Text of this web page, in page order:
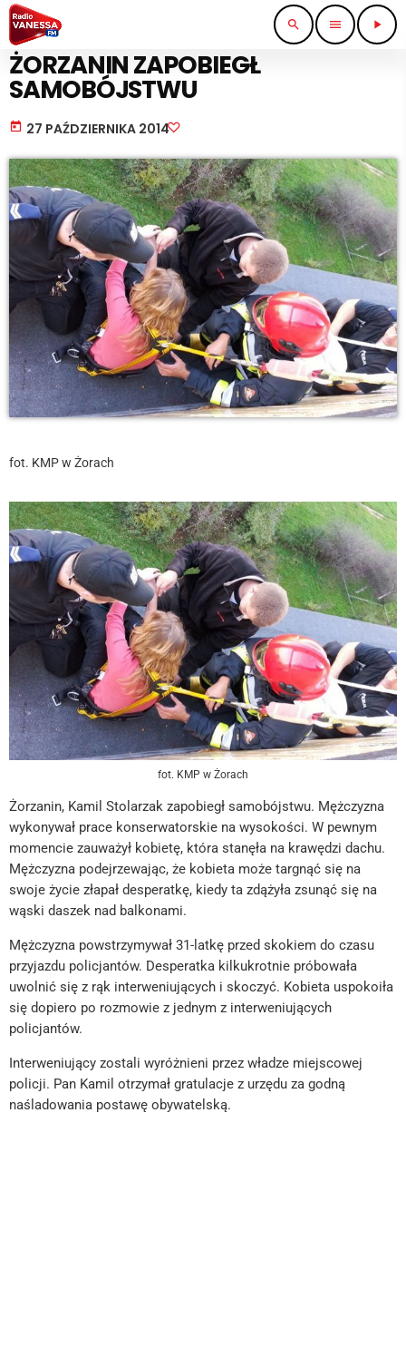
search menu play_arrow
STRAŻ I POLICJA
ŻORZANIN ZAPOBIEGŁ
SAMOBÓJSTWU
today 27 PAŹDZIERNIKA 2014
fot. KMP w Żorach
fot. KMP w Żorach
Żorzanin, Kamil Stolarzak zapobiegł samobójstwu. Mężczyzna
wykonywał prace konserwatorskie na wysokości. W pewnym
momencie zauważył kobietę, która stanęła na krawędzi dachu.
Mężczyzna podejrzewając, że kobieta może targnąć się na
swoje życie złapał desperatkę, kiedy ta zdążyła zsunąć się na
wąski daszek nad balkonami.
Mężczyzna powstrzymywał 31-latkę przed skokiem do czasu
przyjazdu policjantów. Desperatka kilkukrotnie próbowała
uwolnić się z rąk interweniujących i skoczyć. Kobieta uspokoiła
się dopiero po rozmowie z jednym z interweniujących
policjantów.
Interweniujący zostali wyróżnieni przez władze miejscowej
policji. Pan Kamil otrzymał gratulacje z urzędu za godną
naśladowania postawę obywatelską.